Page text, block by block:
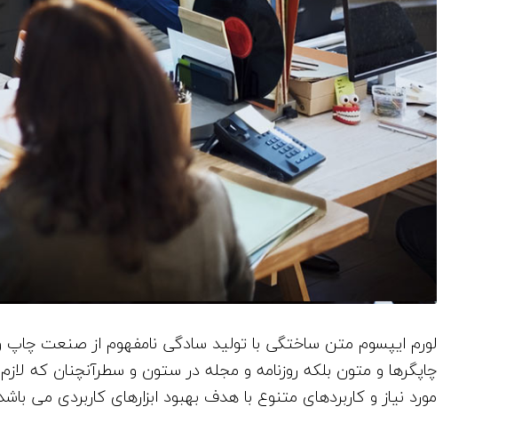
لورم ایپسوم متن ساختگی با تولید سادگی نامفهوم از صنعت چاپ
چاپگرها و متون بلکه روزنامه و مجله در ستون و سطرآنچنان که
مورد نیاز و کاربردهای متنوع با هدف بهبود ابزارهای کاربردی می